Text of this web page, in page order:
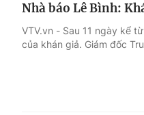
Nhà báo Lê Bình:
VTV.vn - Sau 11 ngày kể
của khán giả. Giám đốc